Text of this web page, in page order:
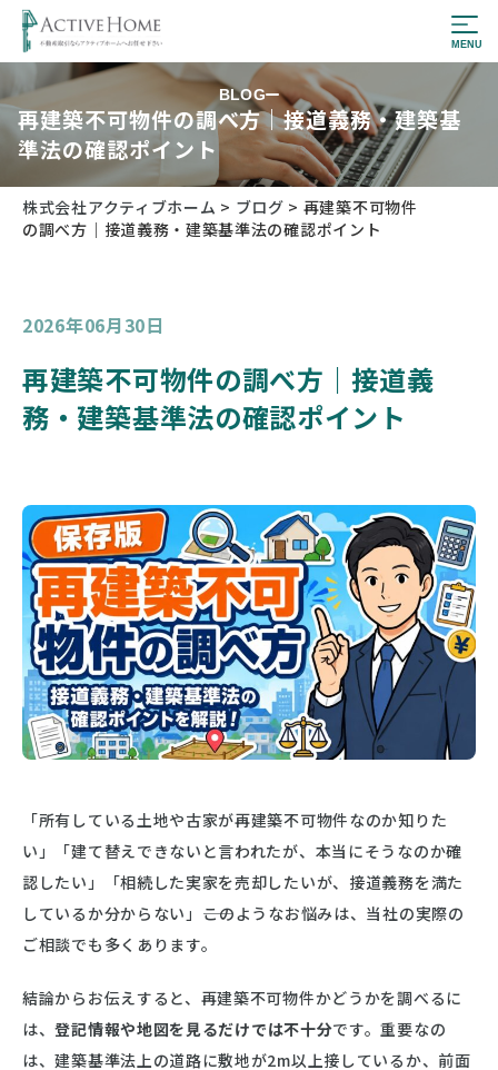
BLOG
再建築不可物件の調べ方｜接道義務・建築基
準法の確認ポイント
株式会社アクティブホーム > ブログ > 再建築不可物件
の調べ方｜接道義務・建築基準法の確認ポイント
2026年06月30日
再建築不可物件の調べ方｜接道義
務・建築基準法の確認ポイント
「所有している土地や古家が再建築不可物件なのか知りた
い」「建て替えできないと言われたが、本当にそうなのか確
認したい」「相続した実家を売却したいが、接道義務を満た
しているか分からない」――このようなお悩みは、当社の実際の
ご相談でも多くあります。
結論からお伝えすると、再建築不可物件かどうかを調べるに
は、登記情報や地図を見るだけでは不十分です。重要なの
は、建築基準法上の道路に敷地が2m以上接しているか、前面